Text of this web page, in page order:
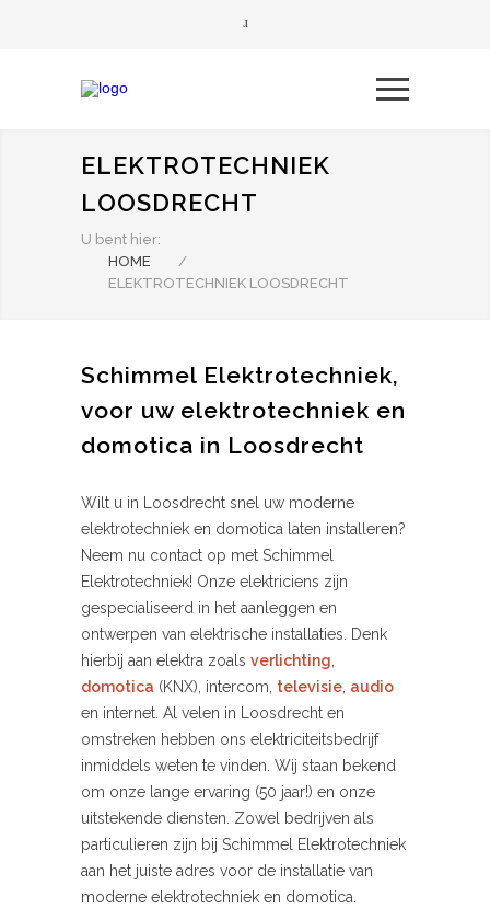
ELEKTROTECHNIEK
LOOSDRECHT
U bent hier:
HOME
/
ELEKTROTECHNIEK LOOSDRECHT
Schimmel Elektrotechniek,
voor uw elektrotechniek en
domotica in Loosdrecht
Wilt u in Loosdrecht snel uw moderne
elektrotechniek en domotica laten installeren?
Neem nu contact op met Schimmel
Elektrotechniek! Onze elektriciens zijn
gespecialiseerd in het aanleggen en
ontwerpen van elektrische installaties. Denk
hierbij aan elektra zoals verlichting,
domotica (KNX), intercom, televisie, audio
en internet. Al velen in Loosdrecht en
omstreken hebben ons elektriciteitsbedrijf
inmiddels weten te vinden. Wij staan bekend
om onze lange ervaring (50 jaar!) en onze
uitstekende diensten. Zowel bedrijven als
particulieren zijn bij Schimmel Elektrotechniek
aan het juiste adres voor de installatie van
moderne elektrotechniek en domotica.